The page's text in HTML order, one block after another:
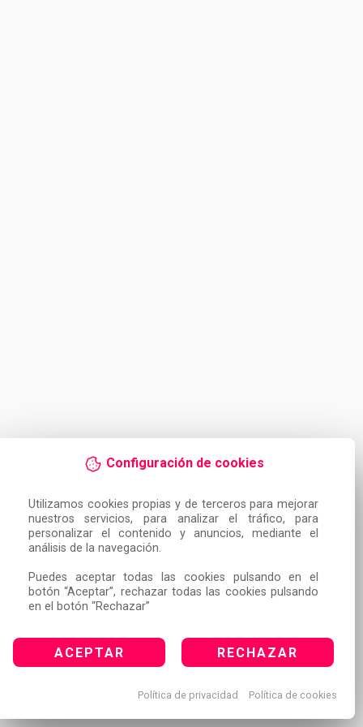
Configuración de cookies
Utilizamos cookies propias y de terceros para mejorar
nuestros servicios, para analizar el tráfico, para
personalizar el contenido y anuncios, mediante el
análisis de la navegación.
Puedes aceptar todas las cookies pulsando en el
botón “Aceptar”, rechazar todas las cookies pulsando
en el botón “Rechazar”
ACEPTAR RECHAZAR
Política de privacidad Política de cookies